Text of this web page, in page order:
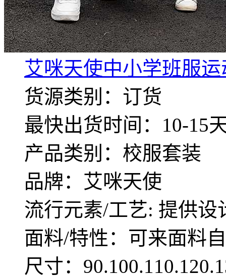
艾咪天使中小学班服
货源类别：订货
最快出货时间：10-15
产品类别：校服套装
品牌：艾咪天使
流行元素/工艺: 提供设
面料/特性：可来面料
尺寸：